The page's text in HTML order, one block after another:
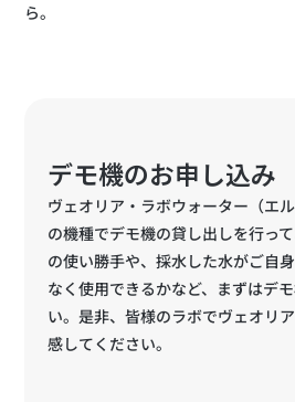
ら。
デモ機のお申し込み
ヴェオリア・ラボウォーター（エ
の機種でデモ機の貸し出しを行っ
の使い勝手や、採水した水がご自
なく使用できるかなど、まずはデ
い。是非、皆様のラボでヴェオリ
感してください。